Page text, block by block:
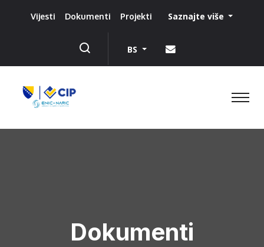
Vijesti Dokumenti Projekti Saznajte više
BS
Dokumenti